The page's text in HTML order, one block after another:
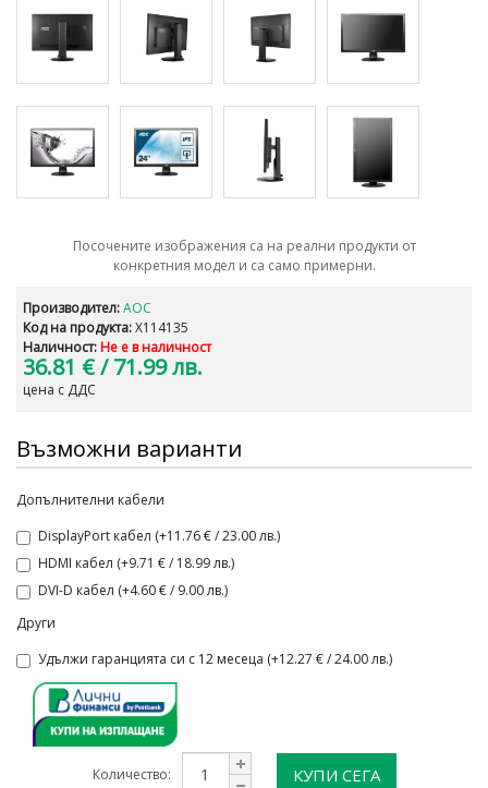
Посочените изображения са на реални продукти от
конкретния модел и са само примерни.
Производител:AOC
Код на продукта:X114135
Наличност: Не е в наличност
36.81 €/ 71.99 лв.
цена с ДДС
Възможни варианти
Допълнителни кабели
DisplayPort кабел (+11.76 € / 23.00 лв.)
HDMI кабел (+9.71 € / 18.99 лв.)
DVI-D кабел (+4.60 € / 9.00 лв.)
Други
Удължи гаранцията си с 12 месеца (+12.27 € / 24.00 лв.)
Количество: КУПИ СЕГА